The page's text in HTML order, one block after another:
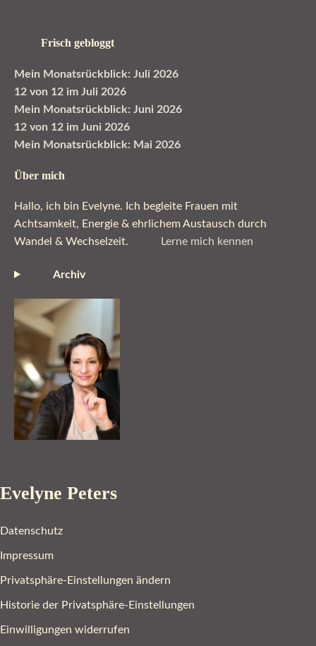
Frisch gebloggt
Mein Monatsrückblick: Juli 2026
12 von 12 im Juli 2026
Mein Monatsrückblick: Juni 2026
12 von 12 im Juni 2026
Mein Monatsrückblick: Mai 2026
Über mich
Hallo, ich bin Evelyne. Ich begleite Frauen mit
Achtsamkeit, Energie & ehrlichem Austausch durch
Wandel & Wechselzeit.
Lerne mich kennen
Archiv
Evelyne Peters
Datenschutz
Impressum
Privatsphäre-Einstellungen ändern
Historie der Privatsphäre-Einstellungen
Einwilligungen widerrufen